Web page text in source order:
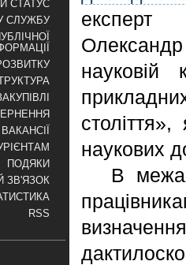
СТАТУС
СЛУЖБУ
ВАКАНСІЇ
ПОДЯКИ
ЗВ'ЯЗОК
RSS
Олександр
науковій
наукових
В